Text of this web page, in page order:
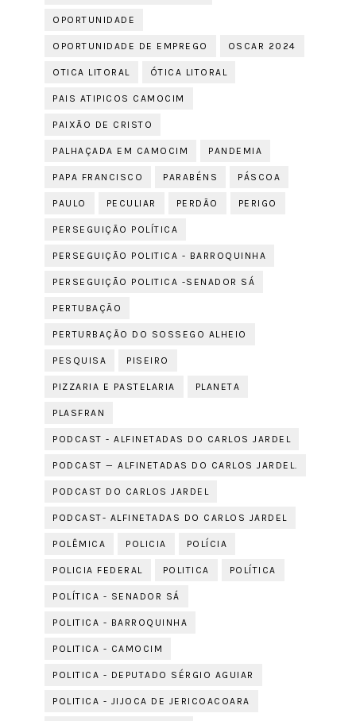
OPORTUNIDADE
OPORTUNIDADE DE EMPREGO OSCAR 2024
OTICA LITORAL ÓTICA LITORAL
PAIS ATIPICOS CAMOCIM
PAIXÃO DE CRISTO
PALHAÇADA EM CAMOCIM PANDEMIA
PAPA FRANCISCO PARABÉNS PÁSCOA
PAULO PECULIAR PERDÃO PERIGO
PERSEGUIÇÃO POLÍTICA
PERSEGUIÇÃO POLITICA - BARROQUINHA
PERSEGUIÇÃO POLITICA -SENADOR SÁ
PERTUBAÇÃO
PERTURBAÇÃO DO SOSSEGO ALHEIO
PESQUISA PISEIRO
PIZZARIA E PASTELARIA PLANETA
PLASFRAN
PODCAST - ALFINETADAS DO CARLOS JARDEL
PODCAST — ALFINETADAS DO CARLOS JARDEL.
PODCAST DO CARLOS JARDEL
PODCAST- ALFINETADAS DO CARLOS JARDEL
POLÊMICA POLICIA POLÍCIA
POLICIA FEDERAL POLITICA POLÍTICA
POLÍTICA - SENADOR SÁ
POLITICA - BARROQUINHA
POLITICA - CAMOCIM
POLITICA - DEPUTADO SÉRGIO AGUIAR
POLITICA - JIJOCA DE JERICOACOARA